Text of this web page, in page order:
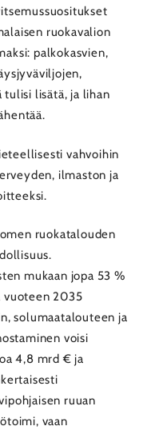
ruokavalion
palkokasvien,
tulisi lisätä, ja lihan
vahvoihin
ilmaston ja
ruokatalouden
mukaan jopa 53 %
vuoteen 2035
solumaatalouteen ja
voisi
4,8 mrd € ja
ruuan
vaan